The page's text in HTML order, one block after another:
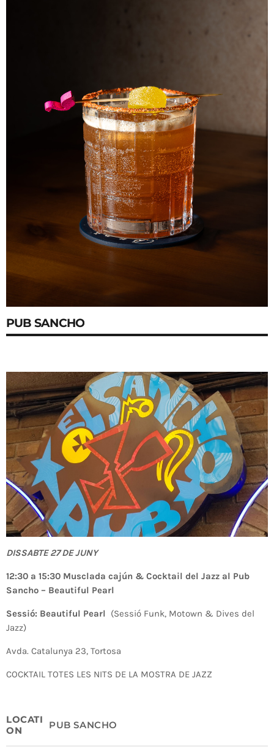
ALBERT
LA MOSTRA JAZZ TORTOSA,
CONVOCA EL CONCURS ANUAL
DE DISSENY DE CARTELLS DEL
PUB SANCHO
DISSABTE 27 DE JUNY
12:30 a 15:30 Musclada cajún & Cocktail del Jazz al Pub
Sancho – Beautiful Pearl
Sessió: Beautiful Pearl (Sessió Funk, Motown & Dives del
Jazz)
Avda. Catalunya 23, Tortosa
COCKTAIL TOTES LES NITS DE LA MOSTRA DE JAZZ
LOCATI
ON
PUB SANCHO